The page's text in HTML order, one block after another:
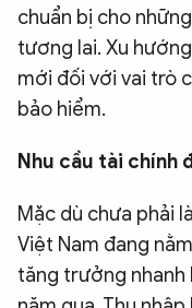
QUỐC TẾ
VĂN HÓA - THỂ THAO
BẠN ĐỌC & CAND
ĐA PHƯƠNG TIỆN
eMagazine
chuẩn bị cho
tương lai. Xu
mới đối với vai trò
bảo hiểm.
Nhu cầu tài chính
Mặc dù chưa phải
Việt Nam đang
tăng trưởng nhanh